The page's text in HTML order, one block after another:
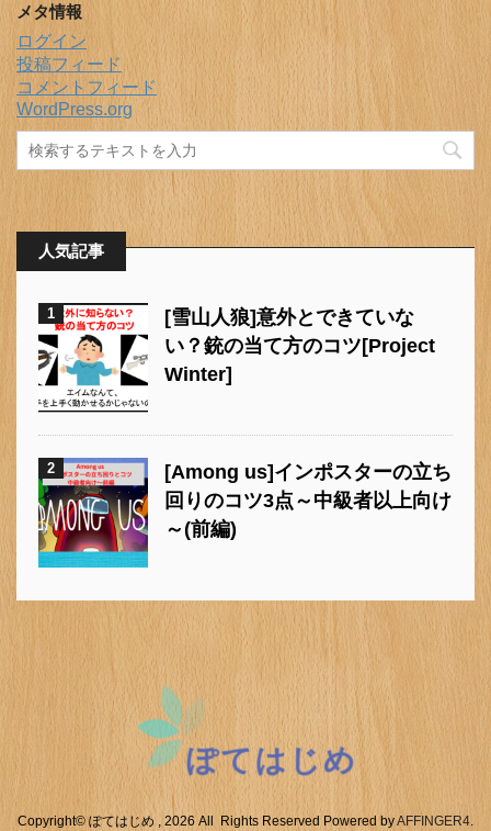
メタ情報
ログイン
投稿フィード
コメントフィード
WordPress.org
人気記事
1
[雪山人狼]意外とできていな
い？銃の当て方のコツ[Project
Winter]
2
[Among us]インポスターの立ち
回りのコツ3点～中級者以上向け
～(前編)
Copyright© ぽてはじめ , 2026 All Rights Reserved Powered byAFFINGER4